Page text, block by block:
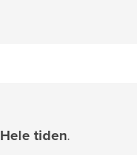
Hele tiden.